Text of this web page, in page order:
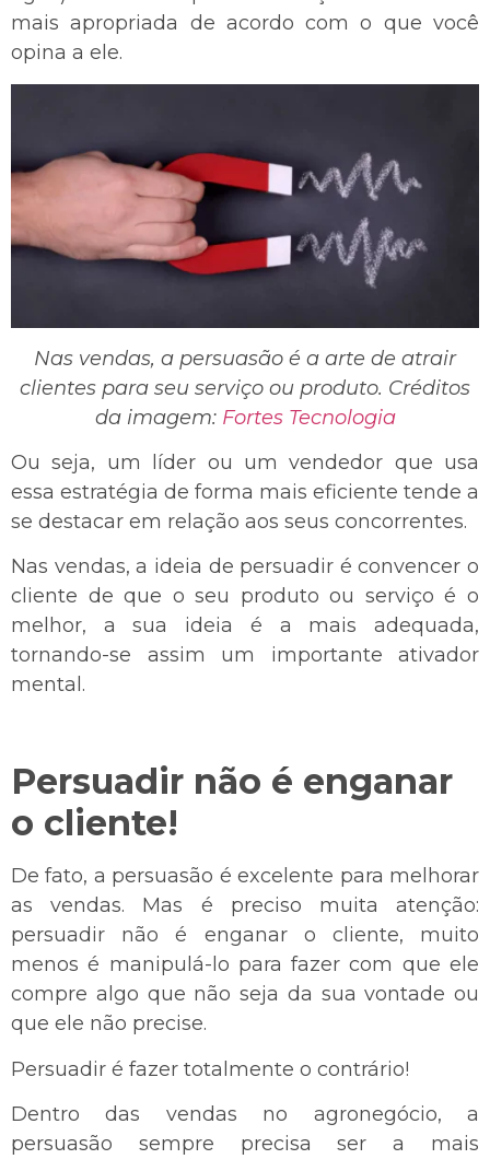
mais apropriada de acordo com o que você
opina a ele.
Nas vendas, a persuasão é a arte de atrair
clientes para seu serviço ou produto. Créditos
da imagem: Fortes Tecnologia
Ou seja, um líder ou um vendedor que usa
essa estratégia de forma mais eficiente tende a
se destacar em relação aos seus concorrentes.
Nas vendas, a ideia de persuadir é convencer o
cliente de que o seu produto ou serviço é o
melhor, a sua ideia é a mais adequada,
tornando-se assim um importante ativador
mental.
Persuadir não é enganar
o cliente!
De fato, a persuasão é excelente para melhorar
as vendas. Mas é preciso muita atenção:
persuadir não é enganar o cliente, muito
menos é manipulá-lo para fazer com que ele
compre algo que não seja da sua vontade ou
que ele não precise.
Persuadir é fazer totalmente o contrário!
Dentro das vendas no agronegócio, a
persuasão sempre precisa ser a mais